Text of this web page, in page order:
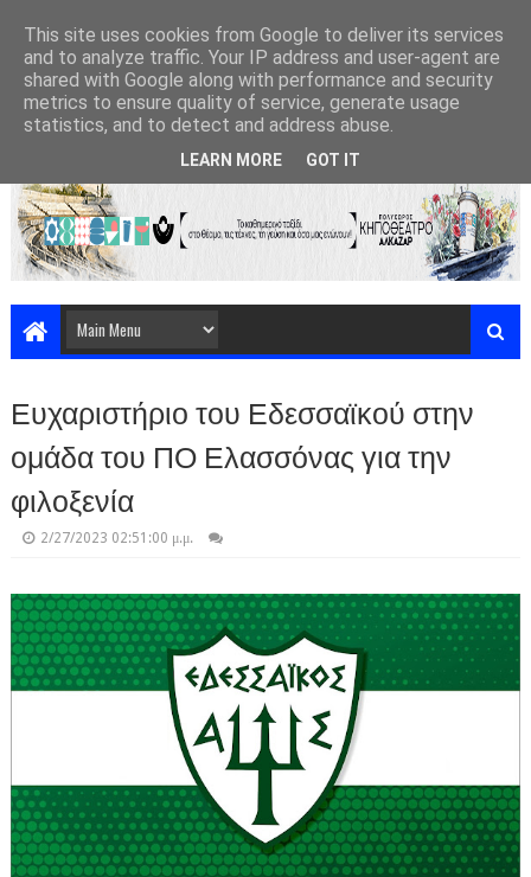
Ευχαριστήριο του Εδεσσαϊκού στην
ομάδα του ΠΟ Ελασσόνας για την
φιλοξενία
2/27/2023 02:51:00 μ.μ.
This site uses cookies from Google to deliver its services
and to analyze traffic. Your IP address and user-agent are
shared with Google along with performance and security
metrics to ensure quality of service, generate usage
statistics, and to detect and address abuse.
LEARN MORE GOT IT